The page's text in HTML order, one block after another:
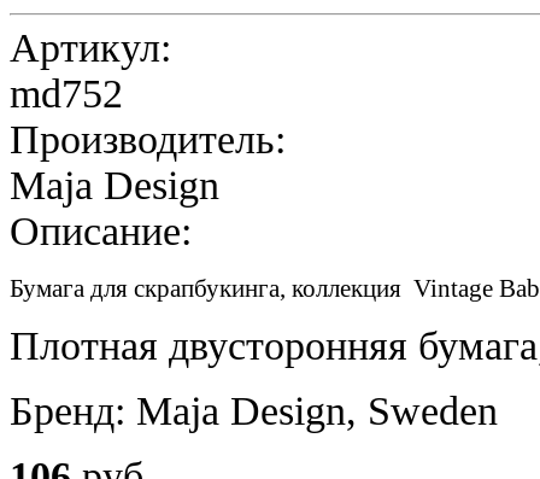
Артикул:
md752
Производитель:
Maja Design
Описание:
Бумага для скрапбукинга, коллекция Vintage
Плотная двусторонняя
Бренд: Maja Design, Sweden